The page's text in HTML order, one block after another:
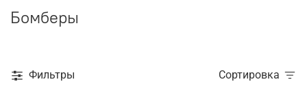
Бомберы
Фильтры Сортировка